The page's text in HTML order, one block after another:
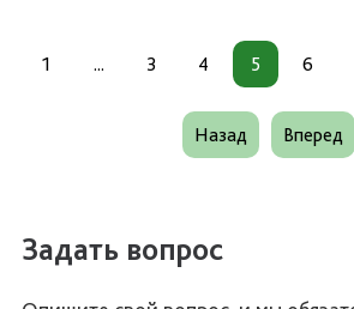
1 ... 3 4 5 6
Назад Вперед
Задать вопрос